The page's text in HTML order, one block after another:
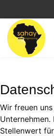
Wir freuen
Stellenwert